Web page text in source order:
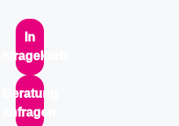
In
Beratung
anfragen